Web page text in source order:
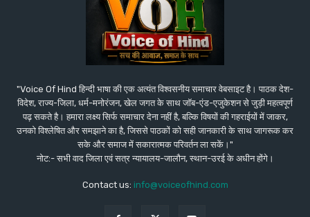
"Voice Of Hind हिन्दी भाषा की एक अत्यंत विश्वसनीय समाचार वेबसाइट है। पाठक देश-
विदेश, राज्य-जिला, धर्म-मनोरंजन, खेल जगत के साथ जॉब-एंड-एजुकेशन से जुड़ी महत्वपूर्ण
पढ़ सकते है। हमारा लक्ष्य सिर्फ समाचार देना नहीं है, बल्कि विषयों की गहराईयों में जाकर,
उनको विश्लेषित और समझाने का है, जिससे पाठकों को सही जानकारी के साथ जागरूक कर
सके और समाज में सकारात्मक परिवर्तन ला सकें।"
नोट:- सभी वाद जिला एवं सत्र न्यायालय-जालौन, स्थान-उरई के अधीन होंगे।
Contact us: info@voiceofhind.com